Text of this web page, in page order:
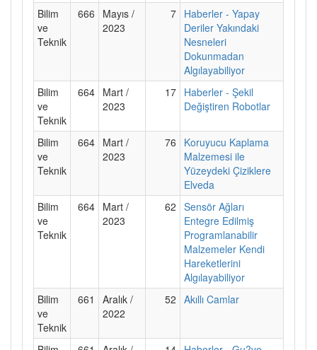
Bilim
ve
Teknik
666
Mayıs /
2023
7 Haberler - Yapay
Deriler Yakındaki
Nesneleri
Dokunmadan
Algılayabiliyor
Bilim
ve
Teknik
664 Mart /
2023
17 Haberler - Şekil
Değiştiren Robotlar
Bilim
ve
Teknik
664 Mart /
2023
76
Koruyucu Kaplama
Malzemesi ile
Yüzeydeki Çiziklere
Elveda
Bilim
ve
Teknik
664 Mart /
2023
62 Sensör Ağları
Entegre Edilmiş
Programlanabilir
Malzemeler Kendi
Hareketlerini
Algılayabiliyor
Bilim
ve
Teknik
661
Aralık /
2022
52 Akıllı Camlar